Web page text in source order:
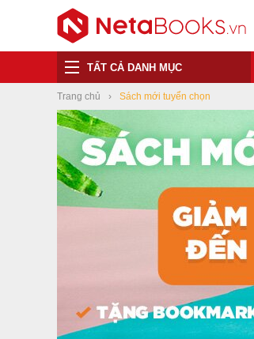
TẤT CẢ DANH MỤC
Trang chủ Sách mới tuyển chọn